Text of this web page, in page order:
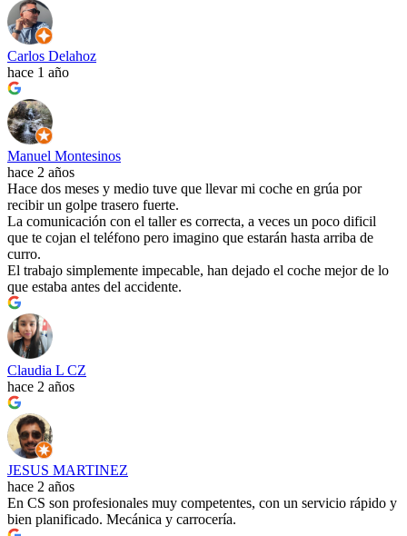
Carlos Delahoz
hace 1 año
Manuel Montesinos
hace 2 años
Hace dos meses y medio tuve que llevar mi coche en grúa por
recibir un golpe trasero fuerte.
La comunicación con el taller es correcta, a veces un poco dificil
que te cojan el teléfono pero imagino que estarán hasta arriba de
curro.
El trabajo simplemente impecable, han dejado el coche mejor de lo
que estaba antes del accidente.
Claudia L CZ
hace 2 años
JESUS MARTINEZ
hace 2 años
En CS son profesionales muy competentes, con un servicio rápido y
bien planificado. Mecánica y carrocería.